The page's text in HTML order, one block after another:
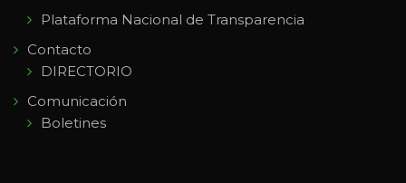
Plataforma Nacional de Transparencia
Contacto
DIRECTORIO
Comunicación
Boletines